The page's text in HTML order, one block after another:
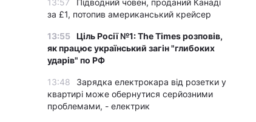
13:57
Підводний човен, проданий Канаді
за £1, потопив американський крейсер
13:55 Ціль Росії №1: The Times розповів,
як працює український загін "глибоких
ударів" по РФ
13:48
Зарядка електрокара від розетки у
квартирі може обернутися серйозними
проблемами, - електрик